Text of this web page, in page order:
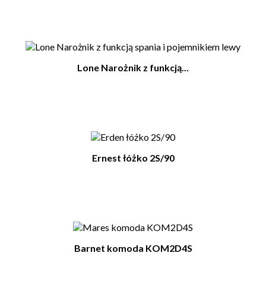
Lone Narożnik z funkcją...
Ernest łóżko 2S/90
Barnet komoda KOM2D4S